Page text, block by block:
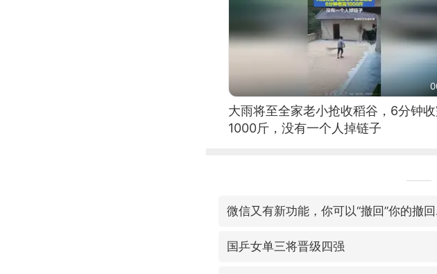
大雨将至全家老小抢收稻谷，6分钟
1000斤，没有一个人掉链子
微
国乒女单三将晋级四强